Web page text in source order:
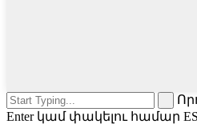
Enter կամ փակելու համար